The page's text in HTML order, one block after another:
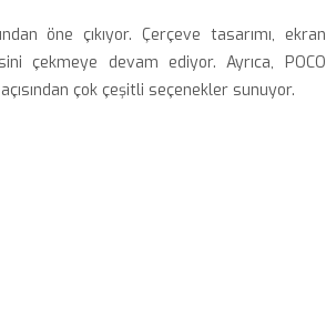
öne çıkıyor. Çerçeve tasarımı, ekran
çekmeye devam ediyor. Ayrıca, POCO
çok çeşitli seçenekler sunuyor.